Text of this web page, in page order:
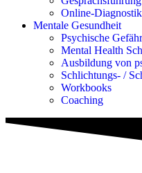
Online-Diagnostik
Mentale Gesundheit
Psychische
Mental Health
Ausbildung von
Schlichtungs- /
Workbooks
Coaching